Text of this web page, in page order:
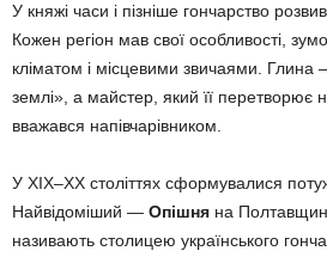
У княжі часи і пізніше гончарство
Кожен регіон мав свої особливості,
кліматом і місцевими звичаями.
землі», а майстер, який її перетворює
вважався напівчарівником.
У XIX–XX століттях сформувалися
Найвідоміший — Опішня на
називають столицею українського